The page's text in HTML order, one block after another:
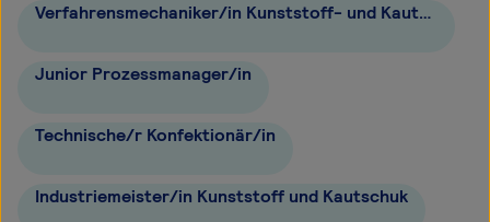
Verfahrensmechaniker/in Kunststoff- und Kautschuktechnik
Junior Prozessmanager/in
Technische/r Konfektionär/in
Industriemeister/in Kunststoff und Kautschuk